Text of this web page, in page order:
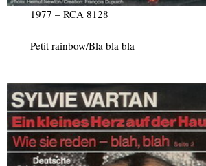
1977 – RCA 8128
Petit rainbow/Bla bla bla